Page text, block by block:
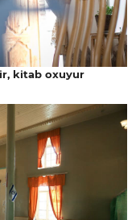
kitab oxuyur